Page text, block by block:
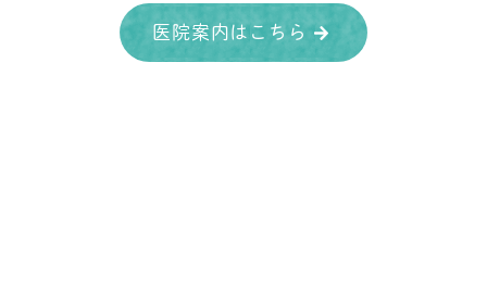
医院案内はこちら